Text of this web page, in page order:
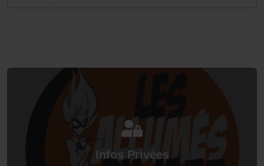
Infos Privées
Connectez-vous